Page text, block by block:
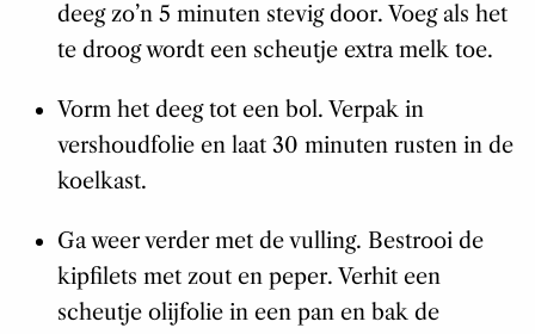
deeg zo’n 5 minuten stevig door. Voeg als het
te droog wordt een scheutje extra melk toe.
Vorm het deeg tot een bol. Verpak in
vershoudfolie en laat 30 minuten rusten in de
koelkast.
Ga weer verder met de vulling. Bestrooi de
kipfilets met zout en peper. Verhit een
scheutje olijfolie in een pan en bak de